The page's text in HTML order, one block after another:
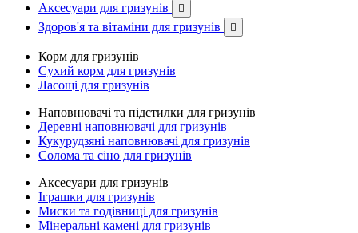
Аксесуари для гризунів 
Здоров'я та вітаміни для гризунів 
Корм для гризунів
Сухий корм для гризунів
Ласощі для гризунів
Наповнювачі та підстилки для гризунів
Деревні наповнювачі для гризунів
Кукурудзяні наповнювачі для гризунів
Солома та сіно для гризунів
Аксесуари для гризунів
Іграшки для гризунів
Миски та годівниці для гризунів
Мінеральні камені для гризунів